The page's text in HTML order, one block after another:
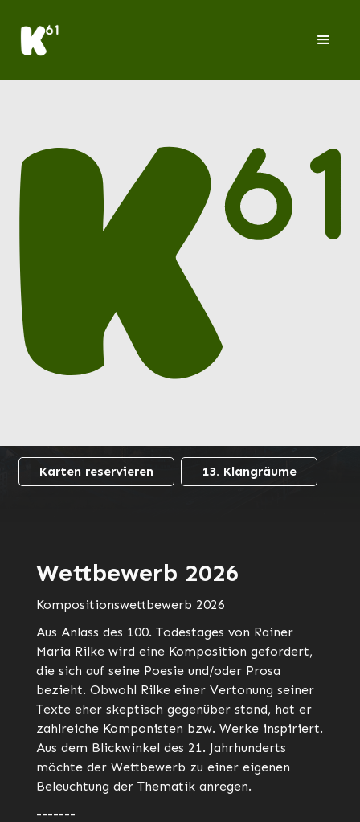
Klangraum 61
Karten reservieren 13. Klangräume
Wettbewerb 2026
Kompositionswettbewerb 2026
Aus Anlass des 100. Todestages von Rainer
Maria Rilke wird eine Komposition gefordert,
die sich auf seine Poesie und/oder Prosa
bezieht. Obwohl Rilke einer Vertonung seiner
Texte eher skeptisch gegenüber stand, hat er
zahlreiche Komponisten bzw. Werke inspiriert.
Aus dem Blickwinkel des 21. Jahrhunderts
möchte der Wettbewerb zu einer eigenen
Beleuchtung der Thematik anregen.
-------